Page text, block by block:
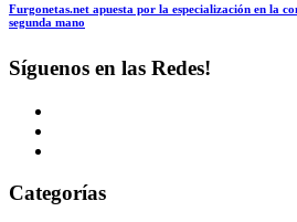
Furgonetas.net apuesta por la especialización en la
segunda mano
Síguenos en las Redes!
Categorías